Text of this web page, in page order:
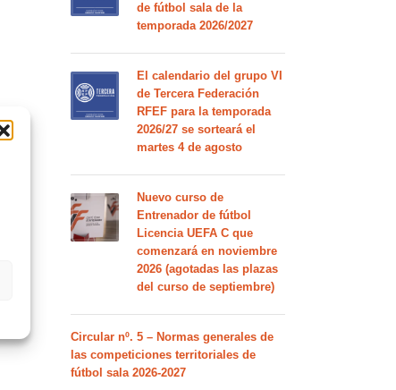
de fútbol sala de la
temporada 2026/2027
El calendario del grupo VI
de Tercera Federación
RFEF para la temporada
2026/27 se sorteará el
martes 4 de agosto
Nuevo curso de
Entrenador de fútbol
Licencia UEFA C que
comenzará en noviembre
2026 (agotadas las plazas
del curso de septiembre)
Circular nº. 5 – Normas generales de
las competiciones territoriales de
fútbol sala 2026-2027